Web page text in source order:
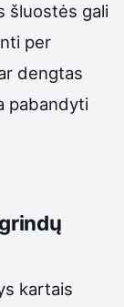
šluostės gali
per
dengtas
pabandyti
kartais